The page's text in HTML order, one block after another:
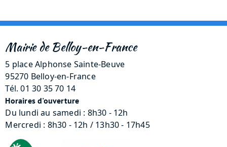
Mairie de Belloy-en-France
5 place Alphonse Sainte-Beuve
95270 Belloy-en-France
Tél. 01 30 35 70 14
Horaires d'ouverture
Du lundi au samedi : 8h30 - 12h
Mercredi : 8h30 - 12h / 13h30 - 17h45